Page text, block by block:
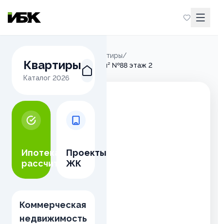
Квартиры
Каталог 2026
Ипотека
рассчитать
Проекты
ЖК
Коммерческая
недвижимость
Квартиры/
2-комнатная квартира 53.62м² №88 этаж 2